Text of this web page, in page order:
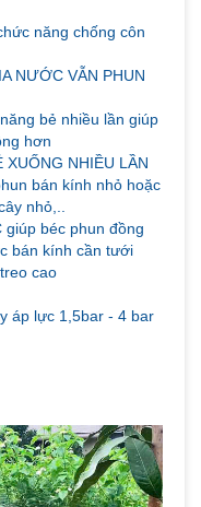
năng chống côn
NƯỚC VẪN PHUN
bẻ nhiều lần giúp
hơn
NHIỀU LẦN
bán kính nhỏ hoặc
nhỏ,..
béc phun đồng
bán kính cần tưới
cao
áp lực 1,5bar - 4 bar